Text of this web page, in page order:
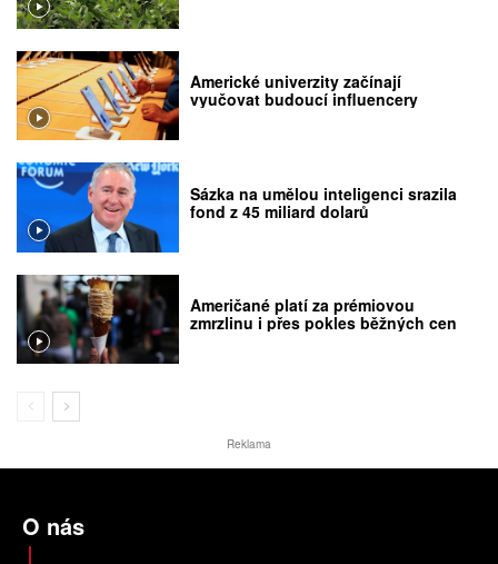
Americké univerzity začínají
vyučovat budoucí influencery
Sázka na umělou inteligenci srazila
fond z 45 miliard dolarů
Američané platí za prémiovou
zmrzlinu i přes pokles běžných cen
Reklama
O nás